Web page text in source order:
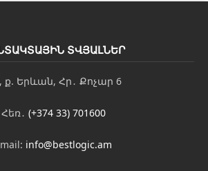
ՏՎՅԱԼՆԵՐ
ք. Երևան, Հր․ Քոչար 6
Հեռ․ (+374 33) 701600
info@bestlogic.am